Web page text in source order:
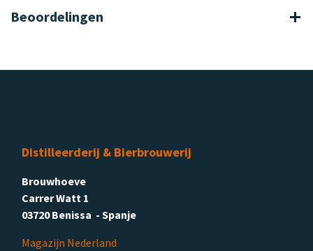
Beoordelingen
Distilleerderij & Bierbrouwerij
Brouwhoeve
Carrer Watt 1
03720 Benissa - Spanje
Magazijn Nederland